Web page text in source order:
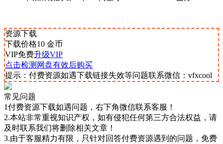
资源下载
下载价格10 金币
VIP免费升级VIP
点击检测网盘有效后购买
提示：付费资源如遇下载链接失效等问题联系微信：vfxcool
常见问题
1付费资源下载如遇问题，右下角微信联系客服！
2.本站非常重视知识产权，如有侵犯任何第三方合法权益，请
及时联系我们将删除相关文章！
3.由于客服精力有限，只针对回答付费资源遇到的问题，免费